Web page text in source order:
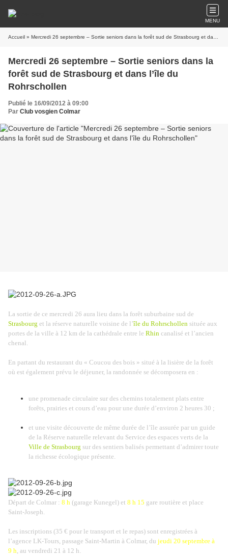
MENU
Accueil » Mercredi 26 septembre – Sortie seniors dans la forêt sud de Strasbourg et dans l’île du Rohrschollen
Mercredi 26 septembre – Sortie seniors dans la
forêt sud de Strasbourg et dans l’île du
Rohrschollen
Publié le 16/09/2012 à 09:00
Par Club vosgien Colmar
La sortie de ce mercredi 26 aura lieu dans la forêt suburbaine sud de
Strasbourg et la réserve naturelle voisine de l’île du Rohrschollen située aux
portes de la ville à 12 km de la cathédrale entre le Rhin canalisé et l’ancien
chenal.
En partant du restaurant du « Coucou des bois » situé à la lisière de la forêt
où est également prévu le déjeuner, la randonnée se décomposera en :
une promenade circulaire sur des chemins totalement plats entre
forêts, prairies et cours d’eau pour une durée d’environ 2 heures 30 ;
et une visite découverte de même durée de l’île assurée par un guide
de la Réserve naturelle relevant du Service des espaces verts de la
Ville de Strasbourg sur des sentiers balisés permettant d’admirer toute
la richesse écologique présente.
Départ de Colmar : 8 h (garage Kunegel) et 8 h 15 gare routière et place
Saint-Joseph.
Les inscriptions (35 € pour le transport et le repas) sont enregistrées à
l’agence LK-Tours, passage Saint-Martin à Colmar, du jeudi 20 septembre à
9 h, au vendredi 21 à 12 h.